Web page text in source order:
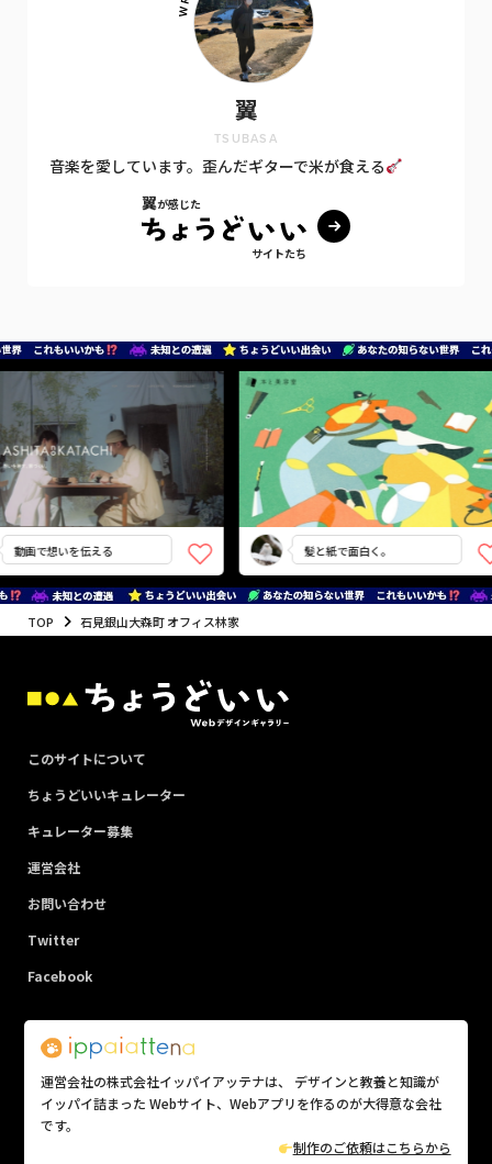
翼
TSUBASA
音楽を愛しています。歪んだギターで米が食える
翼が感じた
サイトたち
動画で想いを伝える 髪と紙で面白く。
TOP 石見銀山大森町 オフィス林家
このサイトについて
ちょうどいいキュレーター
キュレーター募集
運営会社
お問い合わせ
Twitter
Facebook
運営会社の株式会社イッパイアッテナは、 デザインと教養と知識が
イッパイ詰まった Webサイト、Webアプリを作るのが大得意な会社
です。
制作のご依頼はこちらから